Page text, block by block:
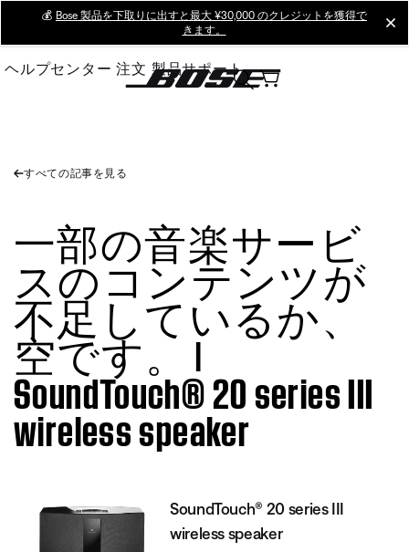
Main
💰 Bose 製品を下取りに出すと最大 ¥30,000 のクレジットを獲得で
きます。
ヘルプセンター 注文 製品サポート
すべての記事を見る
一部の音楽サービ
スのコンテンツが
不足しているか、
空です。 |
SoundTouch® 20 series III
wireless speaker
SoundTouch® 20 series III
wireless speaker